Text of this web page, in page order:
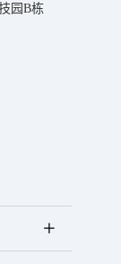
园B栋